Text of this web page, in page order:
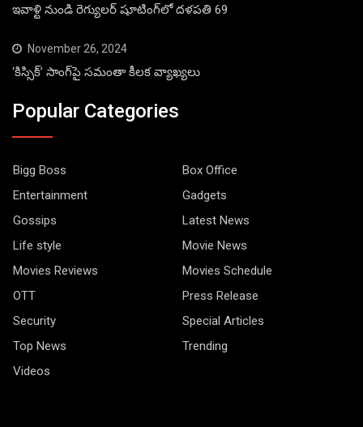
ఇవాళ్టి నుండి రెగ్యులర్ షూటింగ్‌లో దళపతి 69
November 26, 2024
‘కిస్సిక్’ సాంగ్‌పై సమంతా కీలక వ్యాఖ్యలు
Popular Categories
Bigg Boss
Box Office
Entertainment
Gadgets
Gossips
Latest News
Life style
Movie News
Movies Reviews
Movies Schedule
OTT
Press Release
Security
Special Articles
Top News
Trending
Videos